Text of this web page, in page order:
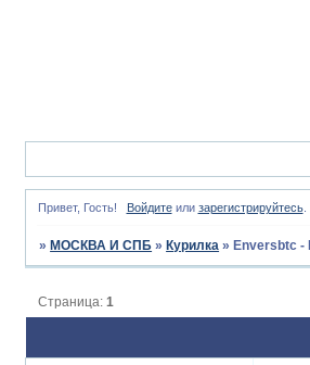
Привет, Гость! Войдитеили зарегистрируйтесь.
» МОСКВА И СПБ » Курилка » Enversbtc -
Страница:1